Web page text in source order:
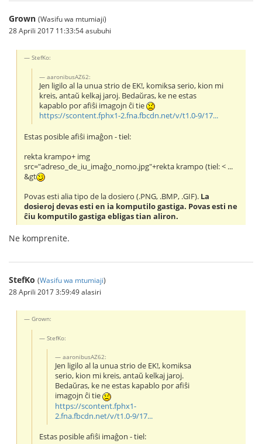
Grown (Wasifu wa mtumiaji)
28 Aprili 2017 11:33:54 asubuhi
StefKo:
aaronibusAZ62:
Jen ligilo al la unua strio de EK!, komiksa serio, kion mi
kreis, antaŭ kelkaj jaroj. Bedaŭras, ke ne estas
kapablo por afiŝi imagojn ĉi tie
https://scontent.fphx1-2.fna.fbcdn.net/v/t1.0-9/17...
Estas posible afiŝi imaĝon - tiel:
rekta krampo+ img
src="adreso_de_iu_imaĝo_nomo.jpg"+rekta krampo (tiel: < ...
&gt
Povas esti alia tipo de la dosiero (.PNG, .BMP, .GIF). La
dosieroj devas esti en ia komputilo gastiga. Povas esti ne
ĉiu komputilo gastiga ebligas tian aliron.
Ne komprenite.
StefKo (Wasifu wa mtumiaji)
28 Aprili 2017 3:59:49 alasiri
Grown:
StefKo:
aaronibusAZ62:
Jen ligilo al la unua strio de EK!, komiksa
serio, kion mi kreis, antaŭ kelkaj jaroj.
Bedaŭras, ke ne estas kapablo por afiŝi
imagojn ĉi tie
https://scontent.fphx1-
2.fna.fbcdn.net/v/t1.0-9/17...
Estas posible afiŝi imaĝon - tiel: